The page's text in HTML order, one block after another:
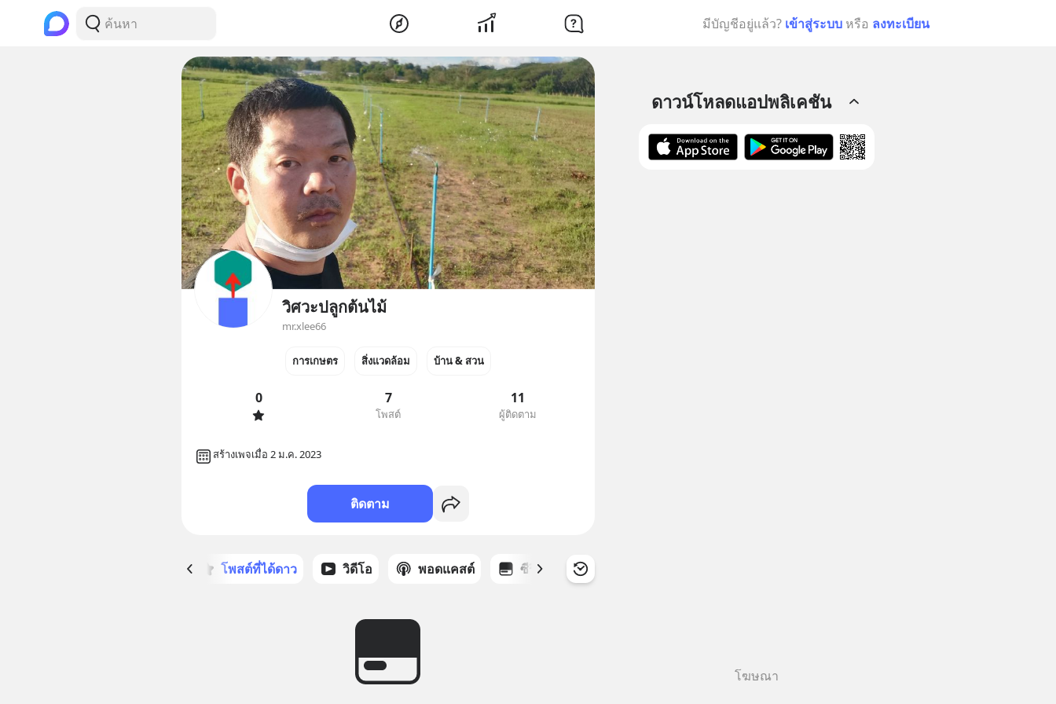
มีบัญชีอยู่แล้ว? เข้าสู่ระบบ หรือ ลงทะเบียน
วิศวะปลูกต้นไม้
mr.xlee66
การเกษตร สิ่งแวดล้อม บ้าน & สวน
0 7
โพสต์
11
ผู้ติดตาม
สร้างเพจเมื่อ 2 ม.ค. 2023
ติดตาม
โพสต์ที่ได้ดาว วิดีโอ พอดแคสต์ ซีรีส์
ดาวน์โหลดแอปพลิเคชัน
โฆษณา